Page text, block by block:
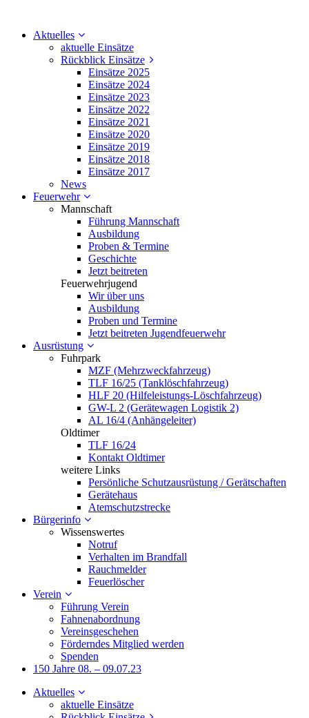
Aktuelles
aktuelle Einsätze
Rückblick Einsätze
Einsätze 2025
Einsätze 2024
Einsätze 2023
Einsätze 2022
Einsätze 2021
Einsätze 2020
Einsätze 2019
Einsätze 2018
Einsätze 2017
News
Feuerwehr
Mannschaft
Führung Mannschaft
Ausbildung
Proben & Termine
Geschichte
Jetzt beitreten
Feuerwehrjugend
Wir über uns
Ausbildung
Proben und Termine
Jetzt beitreten Jugendfeuerwehr
Ausrüstung
Fuhrpark
MZF (Mehrzweckfahrzeug)
TLF 16/25 (Tanklöschfahrzeug)
HLF 20 (Hilfeleistungs-Löschfahrzeug)
GW-L 2 (Gerätewagen Logistik 2)
AL 16/4 (Anhängeleiter)
Oldtimer
TLF 16/24
Kontakt Oldtimer
weitere Links
Persönliche Schutzausrüstung / Gerätschaften
Gerätehaus
Atemschutzstrecke
Bürgerinfo
Wissenswertes
Notruf
Verhalten im Brandfall
Rauchmelder
Feuerlöscher
Verein
Führung Verein
Fahnenabordnung
Vereinsgeschehen
Förderndes Mitglied werden
Spenden
150 Jahre 08. – 09.07.23
Aktuelles
aktuelle Einsätze